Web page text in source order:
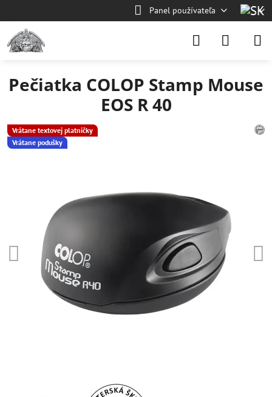
Panel používateľa
Vrátane textovej platničky
Vrátane podušky
Pečiatka COLOP Stamp Mouse
EOS R 40